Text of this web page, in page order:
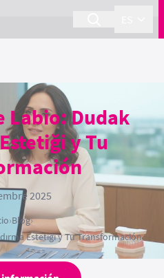
Labio: Dudak
y Tu
2025
›Blog›
Estetiği y Tu Transformación